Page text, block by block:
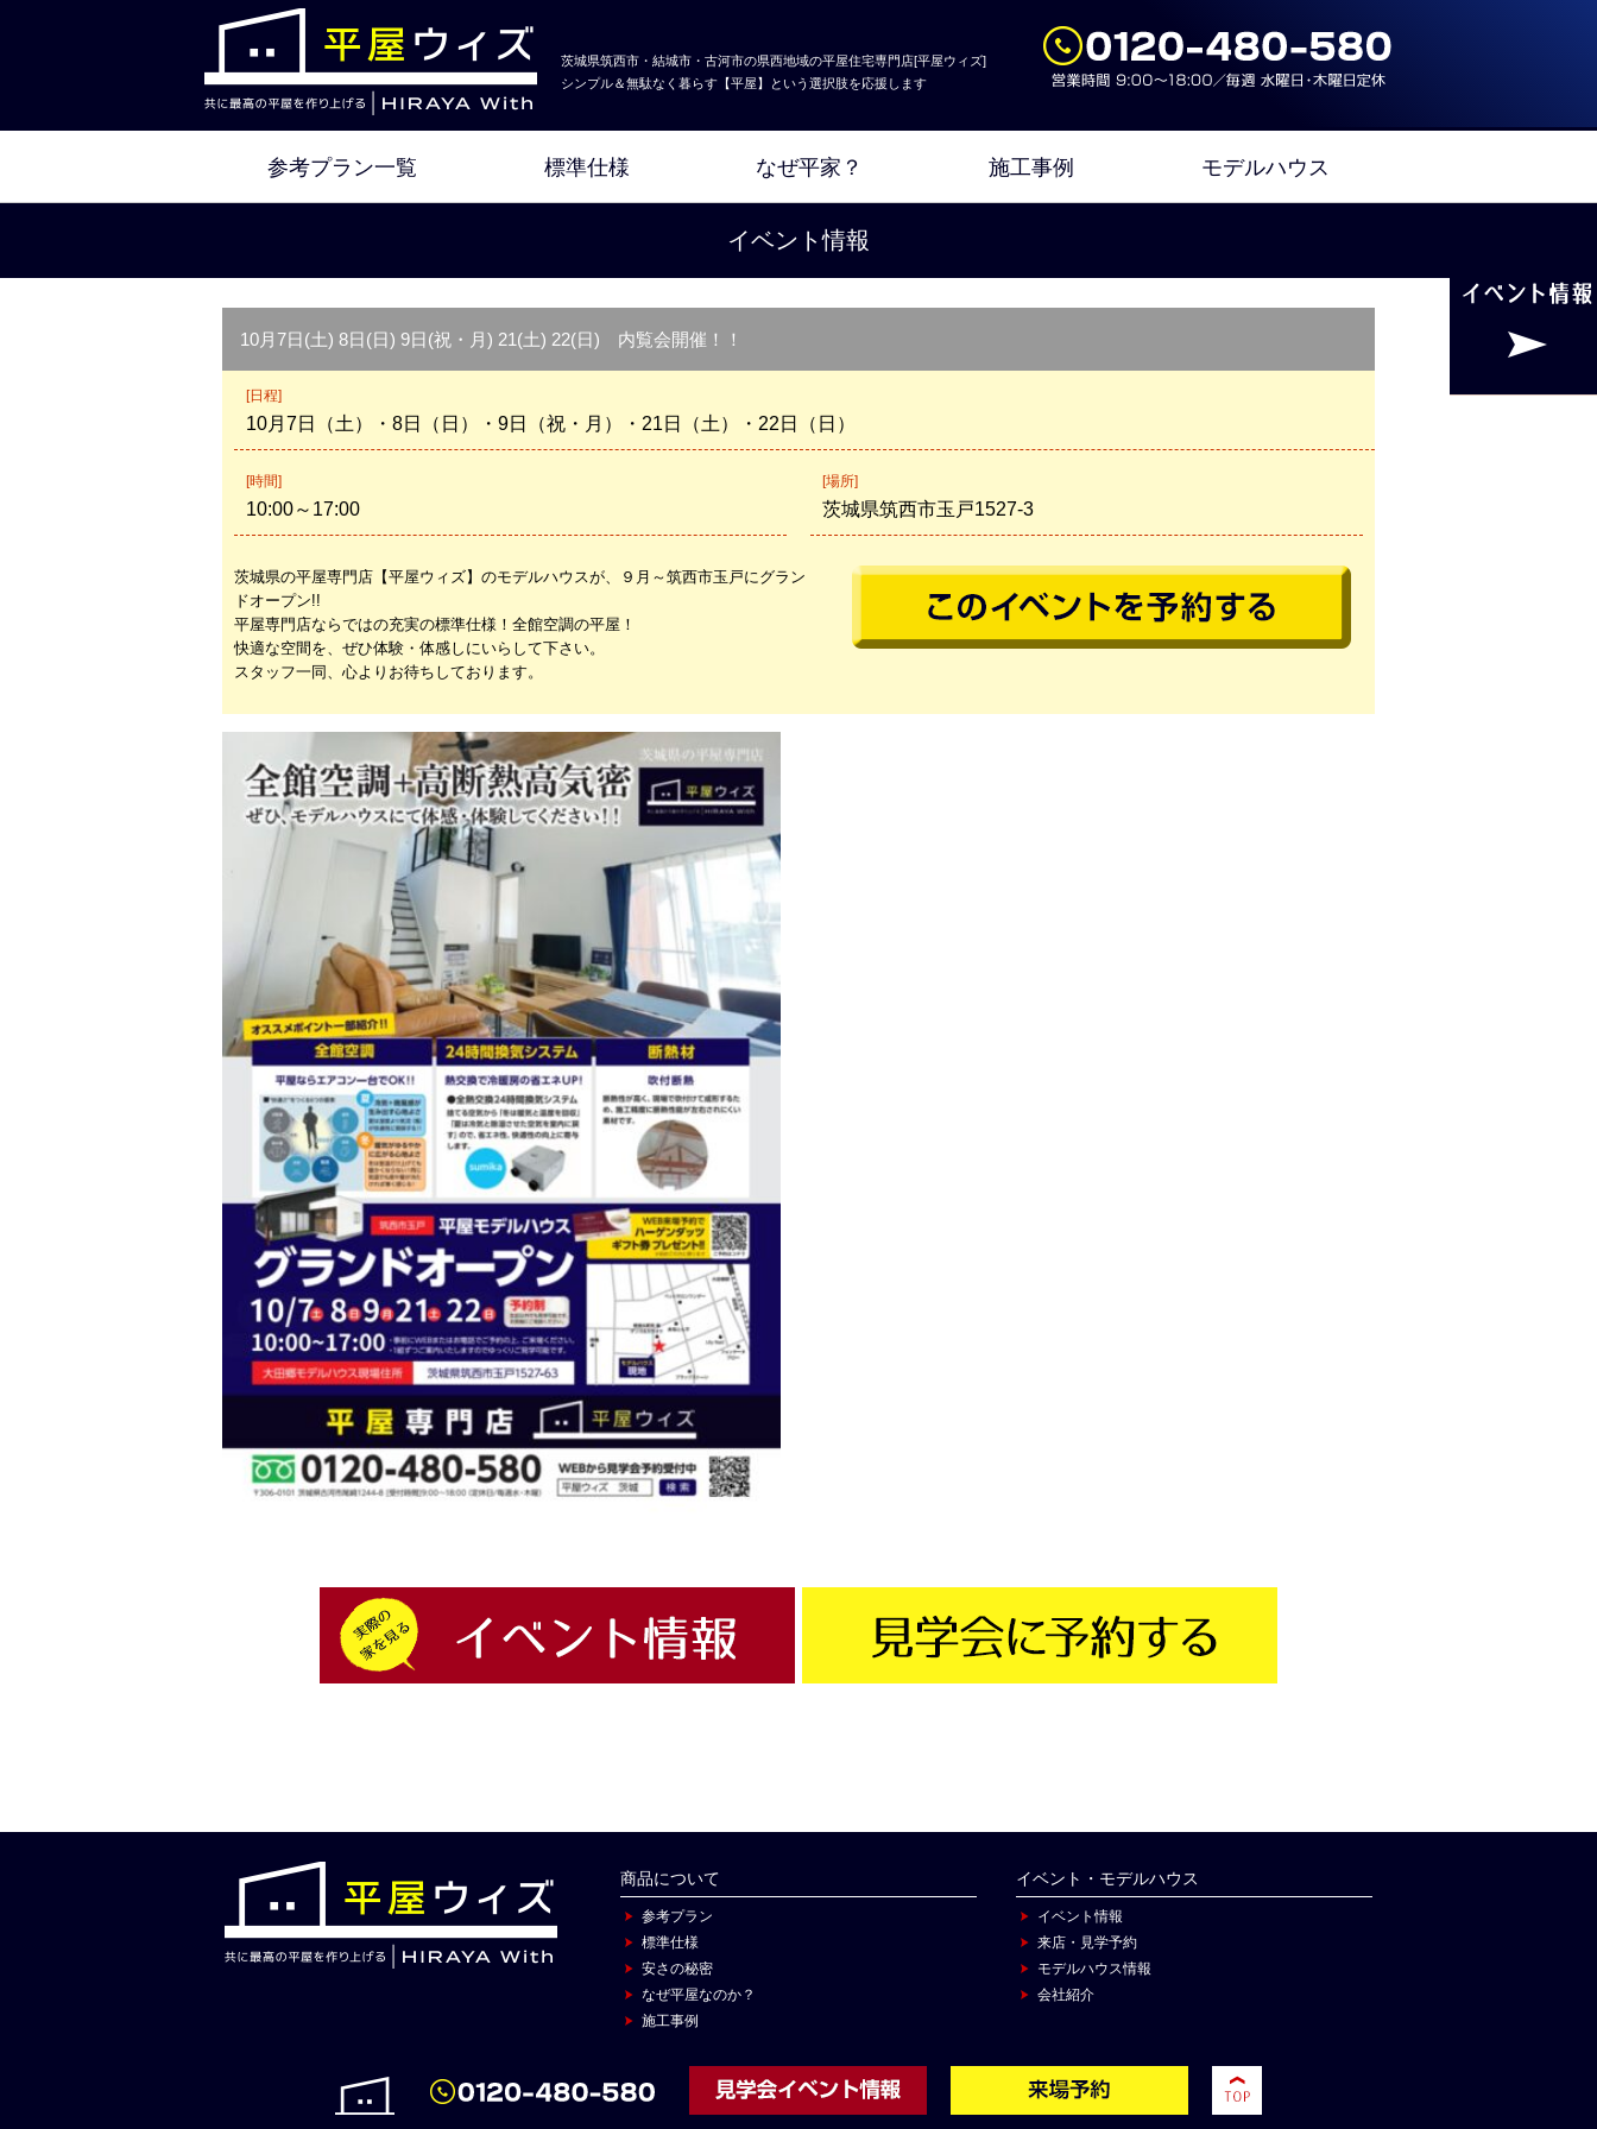
茨城県筑西市・結城市・古河市の県西地域の平屋住宅専門店[平屋ウィズ]
シンプル＆無駄なく暮らす【平屋】という選択肢を応援します
参考プラン一覧 標準仕様 なぜ平家？ 施工事例 モデルハウス
イベント情報
10月7日(土) 8日(日) 9日(祝・月) 21(土) 22(日) 内覧会開催！！
[日程]
10月7日（土）・8日（日）・9日（祝・月）・21日（土）・22日（日）
[時間]
10:00～17:00
[場所]
茨城県筑西市玉戸1527-3
茨城県の平屋専門店【平屋ウィズ】のモデルハウスが、９月～筑西市玉戸にグラン
ドオープン!!
平屋専門店ならではの充実の標準仕様！全館空調の平屋！
快適な空間を、ぜひ体験・体感しにいらして下さい。
スタッフ一同、心よりお待ちしております。
商品について
参考プラン
標準仕様
安さの秘密
なぜ平屋なのか？
施工事例
イベント・モデルハウス
イベント情報
来店・見学予約
モデルハウス情報
会社紹介